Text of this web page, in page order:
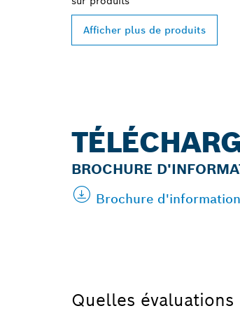
Afficher plus de produits
BROCHURE
Brochure
Quelles